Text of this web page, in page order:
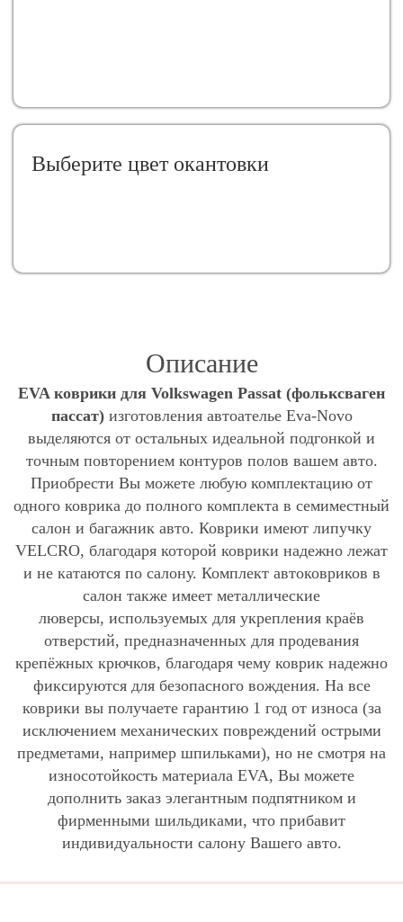
Выберите цвет окантовки
Описание
EVA коврики для Volkswagen Passat (фольксваген
пассат) изготовления автоателье Eva-Novo
выделяются от остальных идеальной подгонкой и
точным повторением контуров полов вашем авто.
Приобрести Вы можете любую комплектацию от
одного коврика до полного комплекта в семиместный
салон и багажник авто. Коврики имеют липучку
VELCRO, благодаря которой коврики надежно лежат
и не катаются по салону. Комплект автоковриков в
салон также имеет металлические
люверсы, используемых для укрепления краёв
отверстий, предназначенных для продевания
крепёжных крючков, благодаря чему коврик надежно
фиксируются для безопасного вождения. На все
коврики вы получаете гарантию 1 год от износа (за
исключением механических повреждений острыми
предметами, например шпильками), но не смотря на
износотойкость материала EVA, Вы можете
дополнить заказ элегантным подпятником и
фирменными шильдиками, что прибавит
индивидуальности салону Вашего авто.